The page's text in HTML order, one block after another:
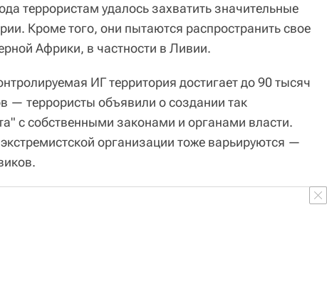
террористам удалось захватить значительные
Кроме того, они пытаются распространить свое
Африки, в частности в Ливии.
ИГ территория достигает до 90 тысяч
— террористы объявили о создании так
с собственными законами и органами власти.
организации тоже варьируются —